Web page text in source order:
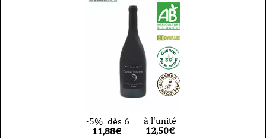
-5% dès 6
11,88€
à l'unité
12,50€